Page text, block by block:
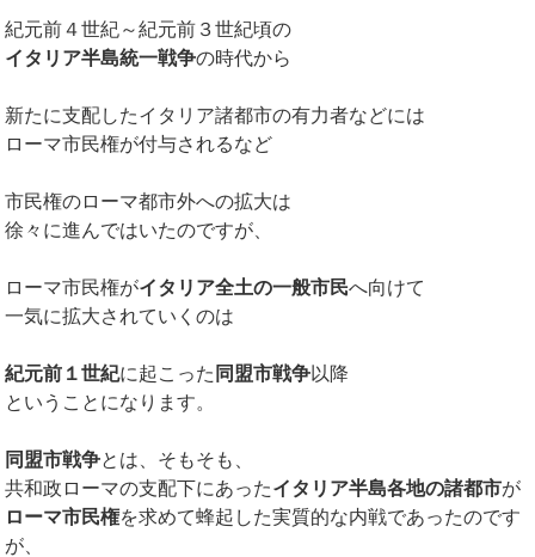
紀元前４世紀～紀元前３世紀頃の
イタリア半島統一戦争の時代から
新たに支配したイタリア諸都市の有力者などには
ローマ市民権が付与されるなど
市民権のローマ都市外への拡大は
徐々に進んではいたのですが、
ローマ市民権がイタリア全土の一般市民へ向けて
一気に拡大されていくのは
紀元前１世紀に起こった 同盟市戦争以降
ということになります。
同盟市戦争とは、そもそも、
共和政ローマの支配下にあったイタリア半島各地の諸都市が
ローマ市民権を求めて蜂起した実質的な内戦であったのです
が、